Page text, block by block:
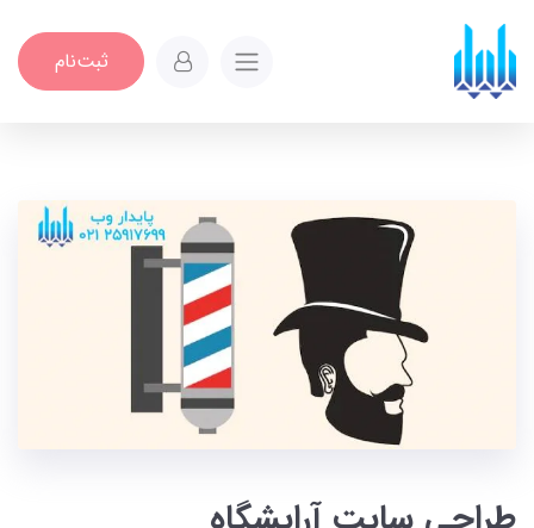
ثبت‌نام